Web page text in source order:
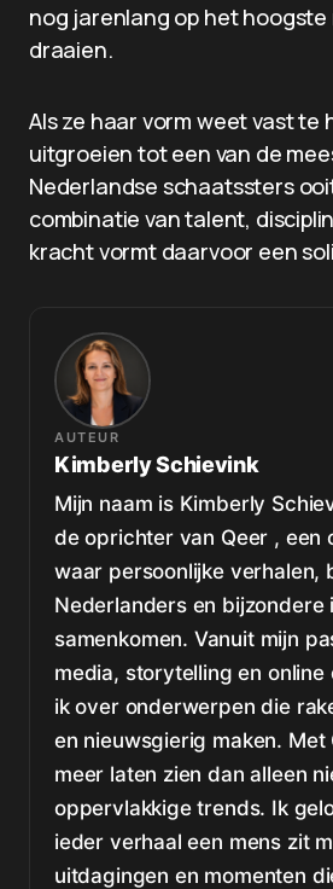
nog jarenlang op het hoogste
draaien.
Als ze haar vorm weet vast te
uitgroeien tot een van de
Nederlandse schaatssters
combinatie van talent,
kracht vormt daarvoor een
AUTEUR
Kimberly Schievink
Mijn naam is Kimberly
de oprichter van Qeer , een
waar persoonlijke verhalen,
Nederlanders en bijzondere
samenkomen. Vanuit mijn
media, storytelling en
ik over onderwerpen die
en nieuwsgierig maken. Met
meer laten zien dan alleen
oppervlakkige trends. Ik
ieder verhaal een mens zit
uitdagingen en momenten